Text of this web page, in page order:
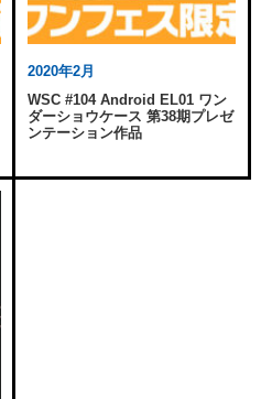
2020年2月
WSC #104 Android EL01 ワン
ダーショウケース 第38期プレゼ
ンテーション作品